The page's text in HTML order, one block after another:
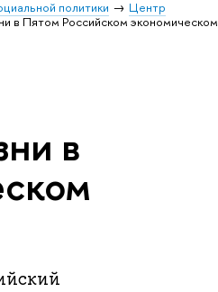
политики
Центр
в Пятом Российском экономическом
в